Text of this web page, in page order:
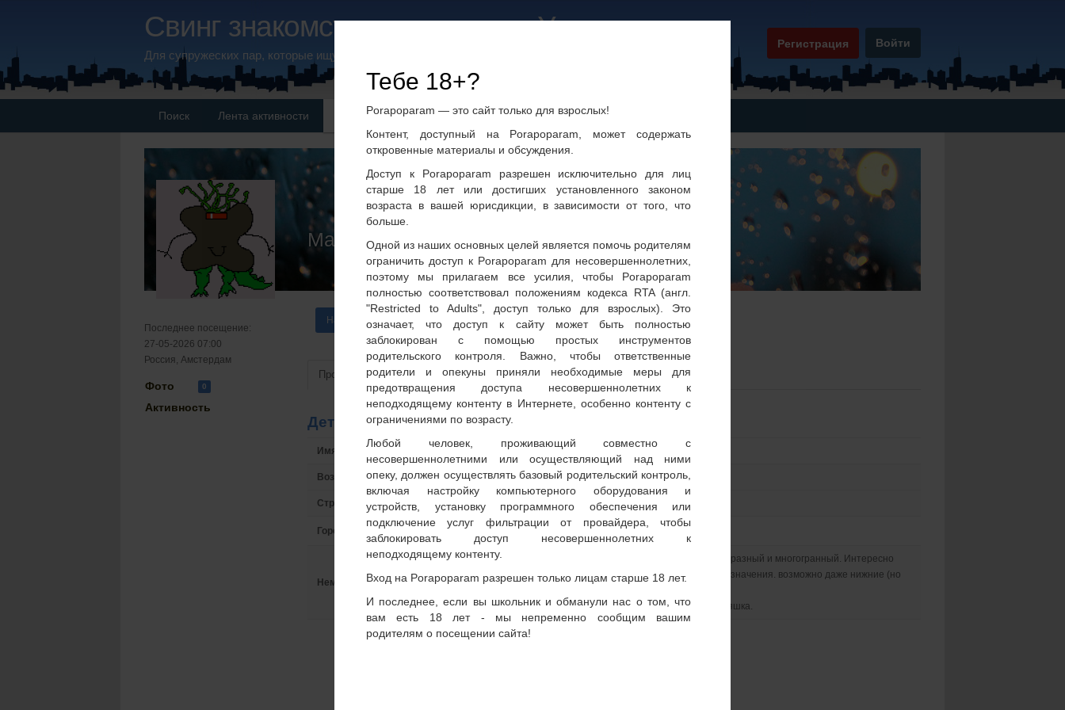
Тебе 18+?
Porapoparam — это сайт только для взрослых!
Контент, доступный на Porapoparam, может содержать
откровенные материалы и обсуждения.
Доступ к Porapoparam разрешен исключительно для лиц
старше 18 лет или достигших установленного законом
возраста в вашей юрисдикции, в зависимости от того, что
больше.
Одной из наших основных целей является помочь родителям
ограничить доступ к Porapoparam для несовершеннолетних,
поэтому мы прилагаем все усилия, чтобы Porapoparam
полностью соответствовал положениям кодекса RTA (англ.
"Restricted to Adults", доступ только для взрослых). Это
означает, что доступ к сайту может быть полностью
заблокирован с помощью простых инструментов
родительского контроля. Важно, чтобы ответственные
родители и опекуны приняли необходимые меры для
предотвращения доступа несовершеннолетних к
неподходящему контенту в Интернете, особенно контенту с
ограничениями по возрасту.
Любой человек, проживающий совместно с
несовершеннолетними или осуществляющий над ними
опеку, должен осуществлять базовый родительский контроль,
включая настройку компьютерного оборудования и
устройств, установку программного обеспечения или
подключение услуг фильтрации от провайдера, чтобы
заблокировать доступ несовершеннолетних к
неподходящему контенту.
Вход на Porapoparam разрешен только лицам старше 18 лет.
И последнее, если вы школьник и обманули нас о том, что
вам есть 18 лет - мы непременно сообщим вашим
родителям о посещении сайта!
Свинг знакомства не только в Украине
Для супружеских пар, которые ищут дружбу и общение
Регистрация Войти
Поиск Лента активности Пары Группы по интересам Фото пользователей
МаРо
Написать сообщение
Последнее посещение:
27-05-2026 07:00
Россия, Амстердам
Фото 0
Активность
Просмотр
Детали анкеты
Имя на сайте МаРо
Возраст 40-45 лет
Страна Украина
Город Днепр
Немного о себе:
Мы пара Ж 42 БИ и 48 года. В теме уже давно. Опыт был разный и многогранный. Интересно
найти девушку БИ ( можно без опыта;) Возраст не имеет значения. возможно даже нижние (но
У нас девушка «среднего телосложения », т.е. не стройняшка.